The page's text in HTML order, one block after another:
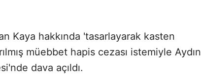
Kaya hakkında 'tasarlayarak kasten
müebbet hapis cezası istemiyle Aydın
dava açıldı.